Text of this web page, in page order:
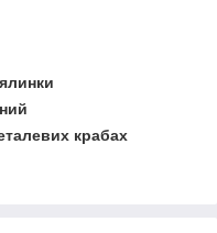
крабах